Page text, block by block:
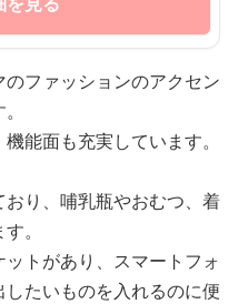
ファッションのアクセン
能面も充実しています。
り、哺乳瓶やおむつ、着
。
トがあり、スマートフォ
たいものを入れるのに便